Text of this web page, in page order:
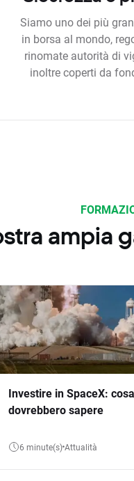
Siamo uno dei più
in borsa al mondo,
rinomate autorità di
inoltre coperti da
ampia
Investire in SpaceX:
dovrebbero sapere
6 minute(s) Attualità